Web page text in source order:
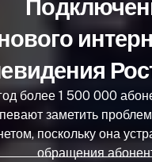
более 1 500 000
заметить
поскольку она
обращения